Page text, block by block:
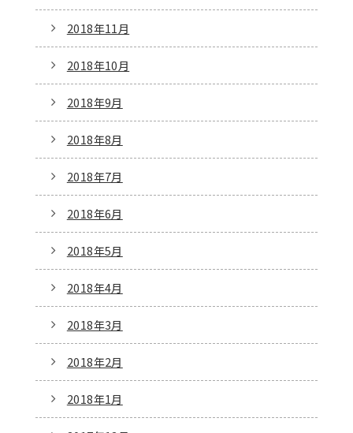
2018年11月
2018年10月
2018年9月
2018年8月
2018年7月
2018年6月
2018年5月
2018年4月
2018年3月
2018年2月
2018年1月